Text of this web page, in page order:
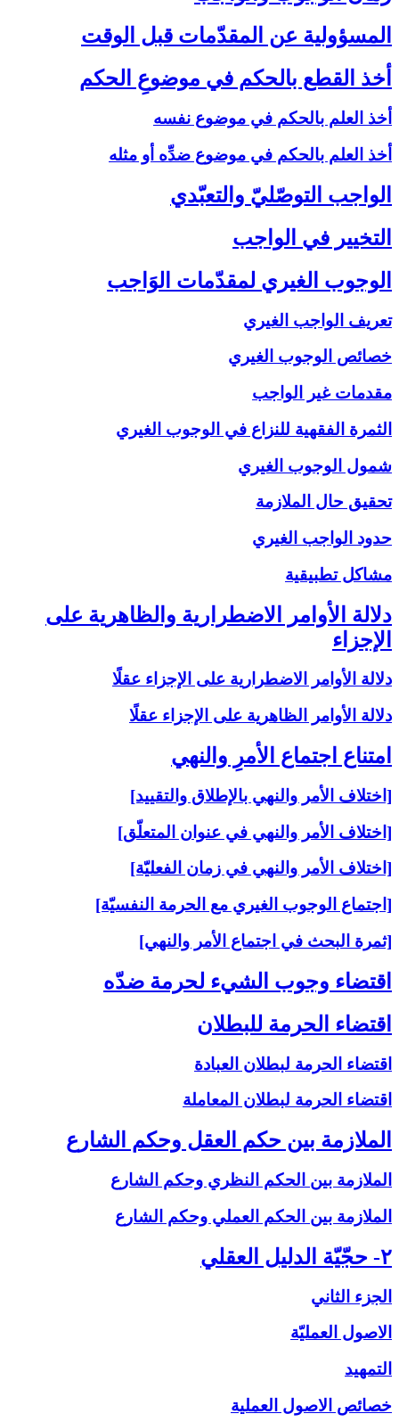
المسؤولية عن المقدّمات قبل الوقت‏
أخذ القطع بالحكم في موضوعِ الحكم‏
أخذ العلم بالحكم في موضوع نفسه
أخذ العلم بالحكم في موضوع ضدِّه أو مثله
الواجب التوصّليّ والتعبّدي‏
التخيير في الواجب‏
الوجوب الغيري لمقدّمات الوَاجب‏
تعريف الواجب الغيري
خصائص الوجوب الغيري
مقدمات غير الواجب
الثمرة الفقهية للنزاع في الوجوب الغيري
شمول الوجوب الغيري
تحقيق حال الملازمة
حدود الواجب الغيري
مشاكل تطبيقية
دلالة الأوامر الاضطرارية والظاهرية على
الإجزاء
دلالة الأوامر الاضطرارية على الإجزاء عقلًا
دلالة الأوامر الظاهرية على الإجزاء عقلًا
امتناع اجتماع الأمرِ والنهي‏
[اختلاف الأمر والنهي بالإطلاق والتقييد]
[اختلاف الأمر والنهي في عنوان المتعلّق]
[اختلاف الأمر والنهي في زمان الفعليّة]
[اجتماع الوجوب الغيري مع الحرمة النفسيّة]
[ثمرة البحث في اجتماع الأمر والنهي]
اقتضاء وجوب الشي‏ء لحرمة ضدّه‏
اقتضاء الحرمة للبطلان‏
اقتضاء الحرمة لبطلان العبادة
اقتضاء الحرمة لبطلان المعاملة
الملازمة بين حكم العقل وحكم الشارع‏
الملازمة بين الحكم النظري وحكم الشارع
الملازمة بين الحكم العملي وحكم الشارع
۲- حجّيّة الدليل العقلي‏
الجزء الثاني
الاصول العمليّة
التمهيد
خصائص الاصول العملية